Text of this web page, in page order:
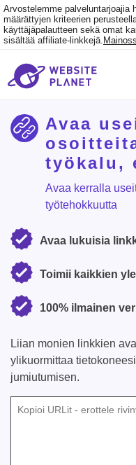
Arvostelemme palveluntarjoajia
määrättyjen kriteerien
käyttäjäpalautteen sekä omat
sisältää affiliate-linkkejä.
Avaa
työkalu,
Avaa kerralla
työtehokkuutta
Avaa lukuisia
Toimii kaikkien
100% ilmainen
Liian monien linkkien
ylikuormittaa
jumiutumisen.
Kopioi URLit - erottele